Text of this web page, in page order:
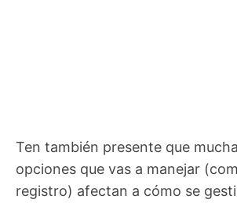
Ten también presente que
opciones que vas a manejar
registro) afectan a cómo se